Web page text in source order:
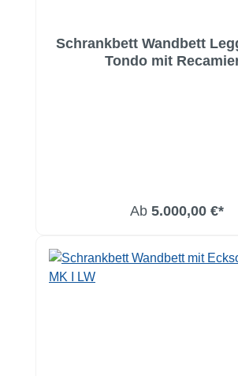
Schrankbett Wandbett
Tondo mit
Ab 5.000,00 €*